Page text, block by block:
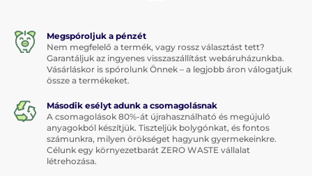
Megspóroljuk a pénzét
Nem megfelelő a termék, vagy rossz választást tett?
Garantáljuk az ingyenes visszaszállítást webáruházunkba.
Vásárláskor is spórolunk Önnek – a legjobb áron válogatjuk
össze a termékeket.
Második esélyt adunk a csomagolásnak
A csomagolások 80%-át újrahasználható és megújuló
anyagokból készítjük. Tiszteljük bolygónkat, és fontos
számunkra, milyen örökséget hagyunk gyermekeinkre.
Célunk egy környezetbarát ZERO WASTE vállalat
létrehozása.